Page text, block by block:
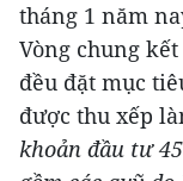
tháng 1 năm
Vòng chung
đều đặt mục
được thu xếp
khoản đầu tư